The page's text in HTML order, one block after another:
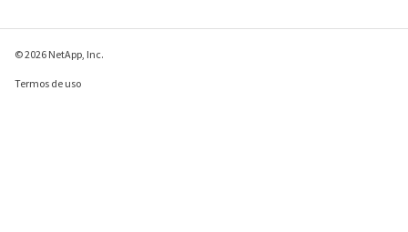
© 2026 NetApp, Inc.
Termos de uso